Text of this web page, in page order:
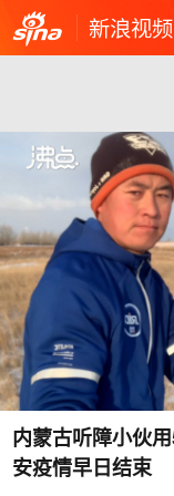
新浪视频
内蒙古听障小伙
安疫情早日结束